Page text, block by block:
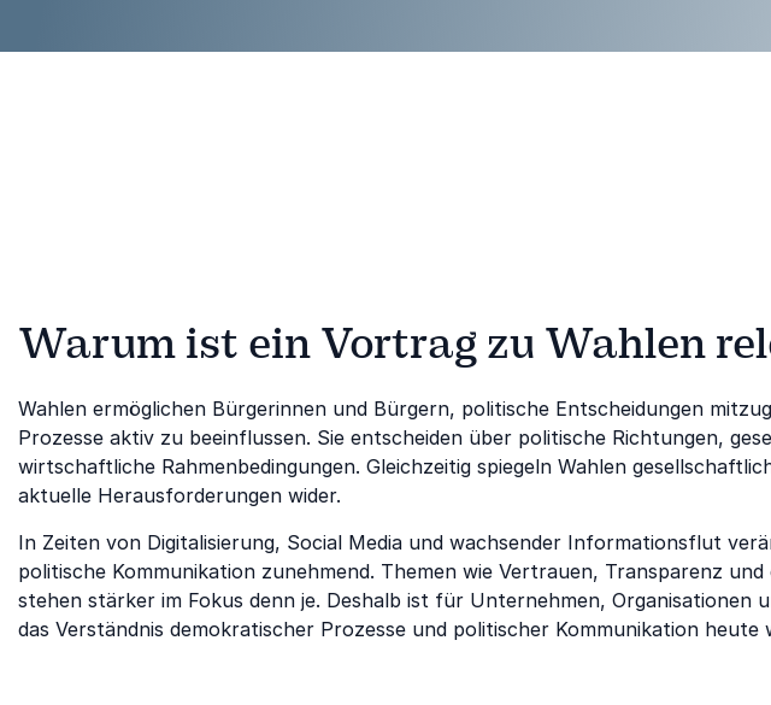
Warum ist ein Vortrag zu Wahlen
Wahlen ermöglichen Bürgerinnen und Bürgern, politische Entscheidungen
Prozesse aktiv zu beeinflussen. Sie entscheiden über politische Richtungen,
wirtschaftliche Rahmenbedingungen. Gleichzeitig spiegeln Wahlen
aktuelle Herausforderungen wider.
In Zeiten von Digitalisierung, Social Media und wachsender Informationsflut
politische Kommunikation zunehmend. Themen wie Vertrauen, Transparenz
stehen stärker im Fokus denn je. Deshalb ist für Unternehmen, Organisationen
das Verständnis demokratischer Prozesse und politischer Kommunikation heute